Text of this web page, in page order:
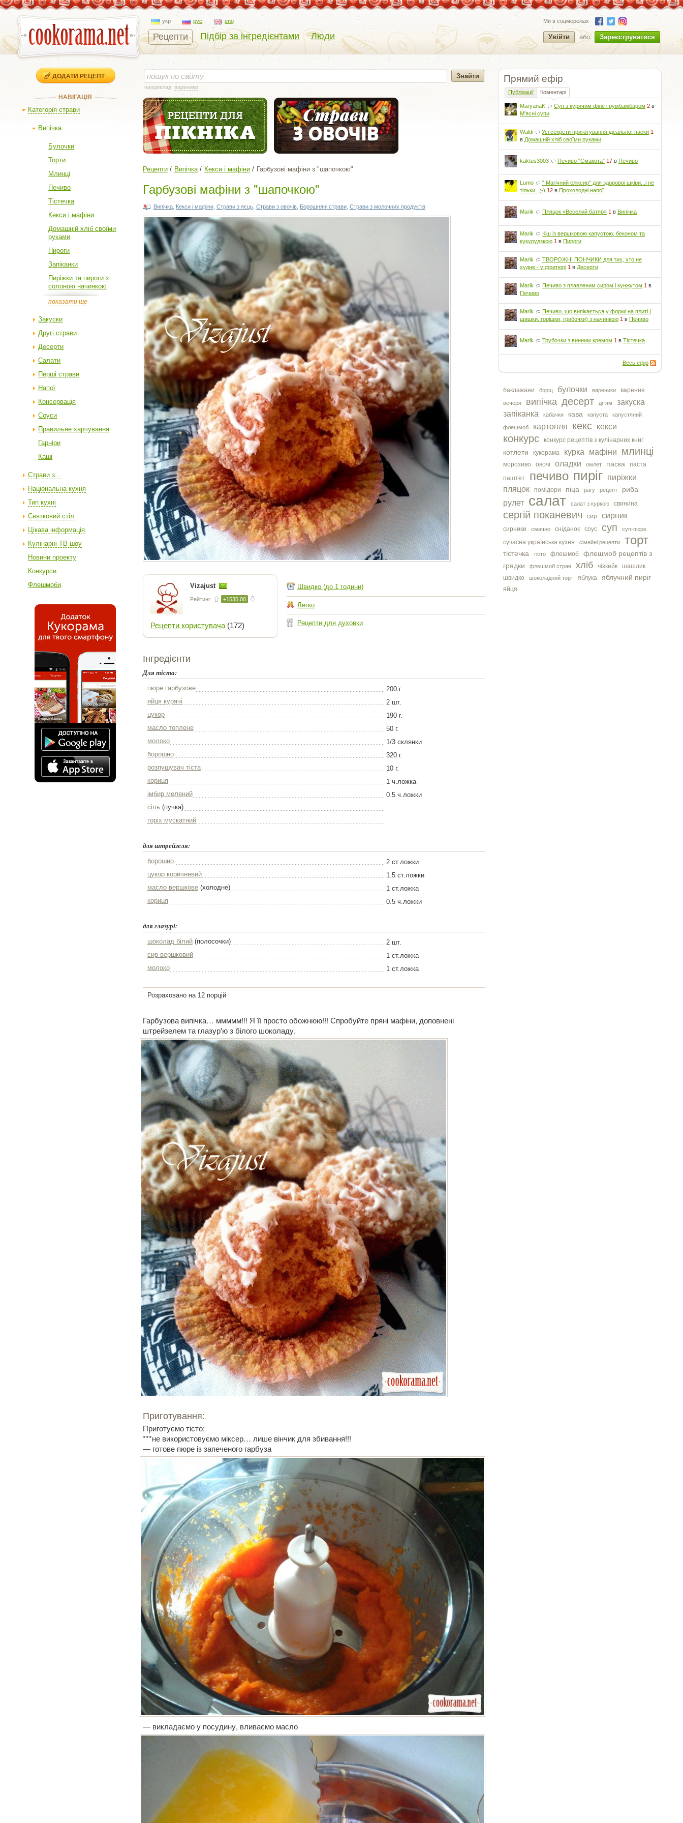
укр рус eng
Рецепти Підбір за інгредієнтами Люди
Ми в соцмережах
Увійти або Зареєструватися
ДОДАТИ РЕЦЕПТ
НАВІГАЦІЯ
Категорія страви
Випічка
Булочки
Торти
Млинці
Печиво
Тістечка
Кекси і мафіни
Домашній хліб своїми
руками
Пироги
Запіканки
Пиріжки та пироги з
солоною начинкою
показати ще
Закуски
Другі страви
Десерти
Салати
Перші страви
Напої
Консервація
Соуси
Правильне харчування
Гарніри
Каші
Страви з...
Національна кухня
Тип кухні
Святковий стіл
Цікава інформація
Кулінарні ТВ-шоу
Новини проекту
Конкурси
Флешмоби
Прямий ефір
Публікації Коментарі
MaryanaK Суп з курячим філе і румбамбаром 2 в
М'ясні супи
Waldi Усі секрети приготування ідеальної паски 1
в Домашній хліб своїми руками
kaktus3003 Печиво "Смакота" 17 вПечиво
Lumo
" Магічний еліксир" для здоровоі шкіри...і не
тільки...;-) 12 вПрохолодні напої
Marik Пляцок «Веселий батяр» 1 вВипічка
Marik
Кіш із вершковою капустою, беконом та
кукурудзкою 1 вПироги
Marik
ТВОРОЖНІ ПОНЧИКИ для тих, хто не
худне - у фритюрі 1 в Десерти
Marik Печиво з плавленим сиром і кунжутом 1 в
Печиво
Marik
Печиво, що випікається у формі на плиті (
шишки, горішки, грибочки) з начинкою 1 вПечиво
Marik Трубочки з винним кремом 1 вТістечка
Весь ефір
баклажани борщ булочки вареники варення
вечеря випічка десерт дітям
закуска
запіканка
кабачки кава капуста капустяний
флешмоб картопля кекс кекси
конкурс конкурс рецептів з кулінарних книг
котлети кукорама курка мафіни млинці
морозиво овочі оладки омлет паска
паста
паштет
печиво пиріг пиріжки
пляцок
помідори піца рагу рецепт риба
рулет салат салат з куркою свинина
сергiй поканевич сир сирник
сирники смачно сніданок соус суп суп-пюре
сучасна українська кухня сімейні рецепти торт
тістечка тісто флешмоб
флешмоб рецептів з
грядки
флешмоб страв хліб чізкейк
шашлик
швидко
шоколадний торт яблука яблучний пиріг
яйця
наприклад: вареники
Рецепти Випічка Кекси і мафіни Гарбузові мафіни з "шапочкою"
Гарбузові мафіни з "шапочкою"
Випічка, Кекси і мафіни, Cтрави з яєць, Страви з овочів, Борошняні страви, Страви з молочних продуктів
Vizajust
Рейтинг +1535.00
Рецепти користувача(172)
Швидко (до 1 години)
Легко
Рецепти для духовки
Інгредієнти
Для тіста:
пюре гарбузове
200 г.
яйця курячі
2 шт.
цукор
190 г.
масло топлене
50 г.
молоко
1/3 склянки
борошно
320 г.
розпушувач тіста
10 г.
кориця
1 ч.ложка
імбир мелений
0.5 ч.ложки
сіль (пучка)
горіх мускатний
для штрейзеля:
борошно
2 ст.ложки
цукор коричневий
1.5 ст.ложки
масло вершкове(холодне)
1 ст.ложка
кориця
0.5 ч.ложки
для глазурі:
шоколад білий(полосочки)
2 шт.
сир вершковий
1 ст.ложка
молоко
1 ст.ложка
Розраховано на 12 порцій
Гарбузова випічка… ммммм!!! Я її просто обожнюю!!! Спробуйте пряні мафіни, доповнені
штрейзелем та глазур'ю з білого шоколаду.
Приготування:
Приготуємо тісто:
***не використовуємо міксер… лише вінчик для збивання!!!
— готове пюре із запеченого гарбуза
— викладаємо у посудину, вливаємо масло